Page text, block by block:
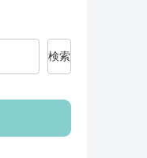
検索